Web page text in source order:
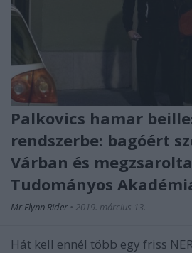
Palkovics hamar
rendszerbe: bagóért
Várban és
Tudományos
Mr Flynn Rider • 2019. március 13.
Hát kell ennél több egy friss